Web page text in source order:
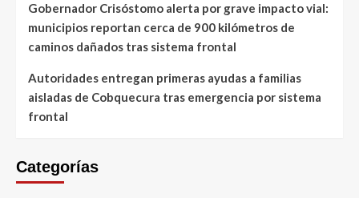
Gobernador Crisóstomo alerta por grave impacto vial:
municipios reportan cerca de 900 kilómetros de
caminos dañados tras sistema frontal
Autoridades entregan primeras ayudas a familias
aisladas de Cobquecura tras emergencia por sistema
frontal
Categorías